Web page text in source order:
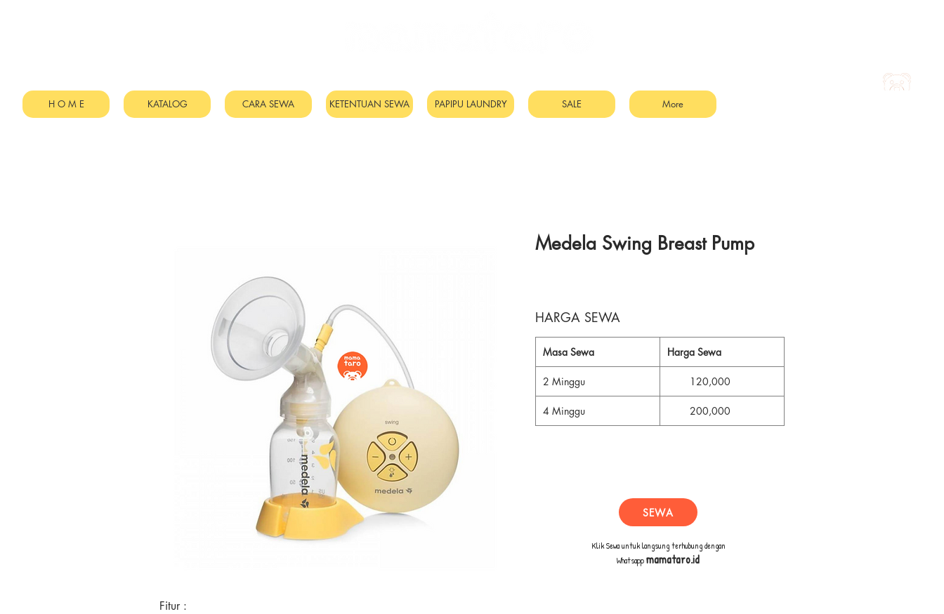
H O M E KATALOG CARA SEWA KETENTUAN SEWA PAPIPU LAUNDRY SALE More
Fitur :
Medela Swing Breast Pump
HARGA SEWA
Masa Sewa Harga Sewa
2 Minggu 120,000
4 Minggu 200,000
Klik Sewa untuk langsung terhubung dengan
Whatsappmamataro.id
SEWA